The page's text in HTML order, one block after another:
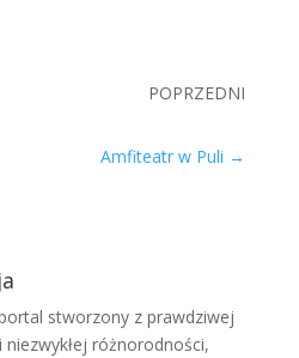
POPRZEDNI
Amfiteatr w Puli →
stworzony z prawdziwej
różnorodności,